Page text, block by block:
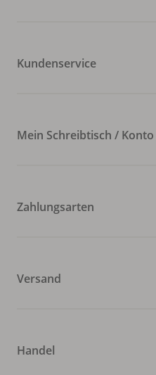
Kundenservice
Mein Schreibtisch / Konto
Zahlungsarten
Versand
Handel